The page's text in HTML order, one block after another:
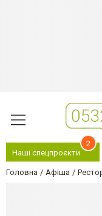
Наші спецпроєкти
2
Головна Афіша